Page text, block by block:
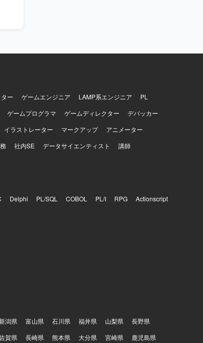
ー ゲームエンジニア LAMP系エンジニア
PL
ゲームプログラマ ゲームディレクター
デバッカー
イラストレーター マークアップ
アニメーター
社内SE データサイエンティスト 講師
Delphi PL/SQL COBOL PL/I RPG
Actionscript
潟県 富山県 石川県 福井県 山梨県
長野県
賀県 長崎県 熊本県 大分県 宮崎県 鹿児島県